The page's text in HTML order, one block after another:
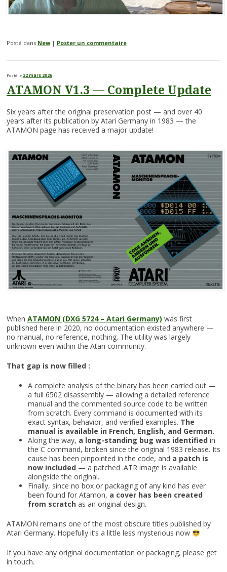
Posté dans New | Poster un commentaire
Posté le 22 mars 2026
ATAMON V1.3 — Complete Update
Six years after the original preservation post — and over 40
years after its publication by Atari Germany in 1983 — the
ATAMON page has received a major update!
When ATAMON (DXG 5724 – Atari Germany) was first
published here in 2020, no documentation existed anywhere —
no manual, no reference, nothing. The utility was largely
unknown even within the Atari community.
That gap is now filled :
A complete analysis of the binary has been carried out —
a full 6502 disassembly — allowing a detailed reference
manual and the commented source code to be written
from scratch. Every command is documented with its
exact syntax, behavior, and verified examples. The
manual is available in French, English, and German.
Along the way, a long-standing bug was identifiedin
the C command, broken since the original 1983 release. Its
cause has been pinpointed in the code, and a patch is
now included— a patched .ATR image is available
alongside the original.
Finally, since no box or packaging of any kind has ever
been found for Atamon, a cover has been created
from scratchas an original design.
ATAMON remains one of the most obscure titles published by
Atari Germany. Hopefully it’s a little less mysterious now
If you have any original documentation or packaging, please get
in touch.